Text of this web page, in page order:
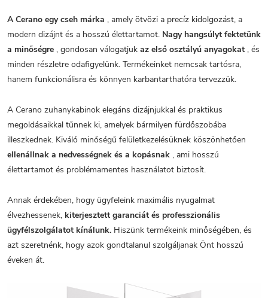
A Cerano egy cseh márka , amely ötvözi a precíz kidolgozást, a
modern dizájnt és a hosszú élettartamot. Nagy hangsúlyt fektetünk
a minőségre , gondosan válogatjuk az első osztályú anyagokat , és
minden részletre odafigyelünk. Termékeinket nemcsak tartósra,
hanem funkcionálisra és könnyen karbantarthatóra tervezzük.
A Cerano zuhanykabinok elegáns dizájnjukkal és praktikus
megoldásaikkal tűnnek ki, amelyek bármilyen fürdőszobába
illeszkednek. Kiváló minőségű felületkezelésüknek köszönhetően
ellenállnak a nedvességnek és a kopásnak , ami hosszú
élettartamot és problémamentes használatot biztosít.
Annak érdekében, hogy ügyfeleink maximális nyugalmat
élvezhessenek, kiterjesztett garanciát és professzionális
ügyfélszolgálatot kínálunk. Hiszünk termékeink minőségében, és
azt szeretnénk, hogy azok gondtalanul szolgáljanak Önt hosszú
éveken át.